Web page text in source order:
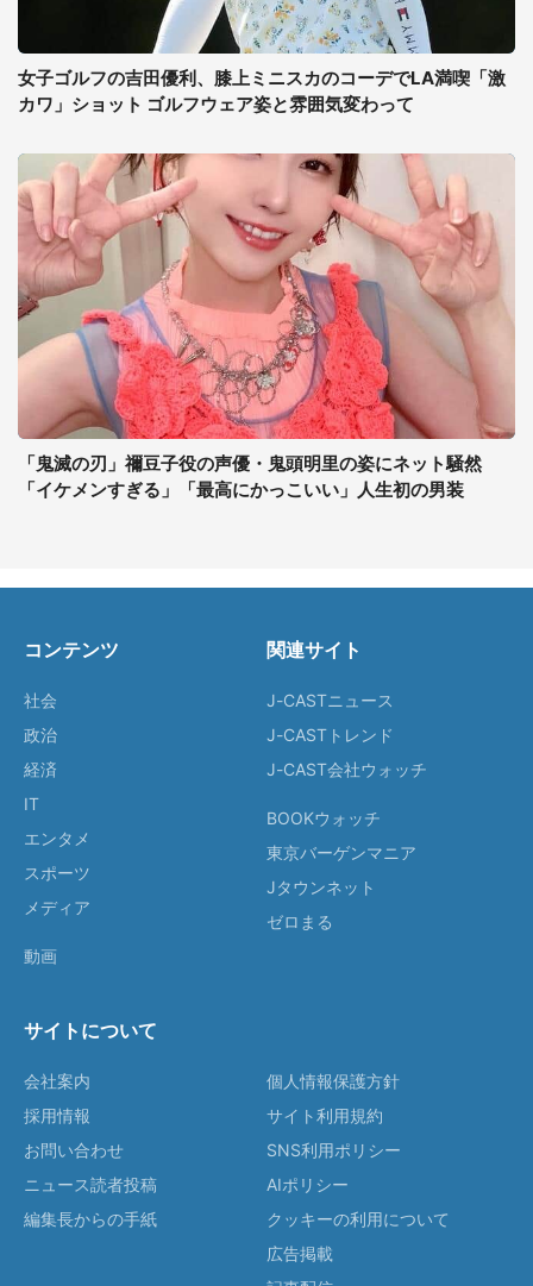
女子ゴルフの吉田優利、膝上ミニスカのコーデでLA満喫「激
カワ」ショット ゴルフウェア姿と雰囲気変わって
「鬼滅の刃」禰豆子役の声優・鬼頭明里の姿にネット騒然
「イケメンすぎる」「最高にかっこいい」人生初の男装
コンテンツ
社会
政治
経済
IT
エンタメ
スポーツ
メディア
動画
関連サイト
J-CASTニュース
J-CASTトレンド
J-CAST会社ウォッチ
BOOKウォッチ
東京バーゲンマニア
Jタウンネット
ゼロまる
サイトについて
会社案内
採用情報
お問い合わせ
ニュース読者投稿
編集長からの手紙
個人情報保護方針
サイト利用規約
SNS利用ポリシー
AIポリシー
クッキーの利用について
広告掲載